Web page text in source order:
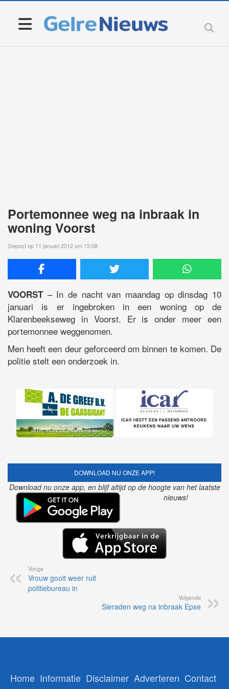
Portemonnee weg na inbraak in
woning Voorst
Gepost op 11 januari 2012 om 15:08
VOORST– In de nacht van maandag op dinsdag 10
januari is er ingebroken in een woning op de
Klarenbeekseweg in Voorst. Er is onder meer een
portemonnee weggenomen.
Men heeft een deur geforceerd om binnen te komen. De
politie stelt een onderzoek in.
DOWNLOAD NU ONZE APP!
Download nu onze app, en blijf altijd op de hoogte van het laatste
nieuws!
Vorige
Vrouw gooit weer ruit
politiebureau in
Volgende
Sieraden weg na inbraak Epse
Home Informatie Disclaimer Adverteren Contact